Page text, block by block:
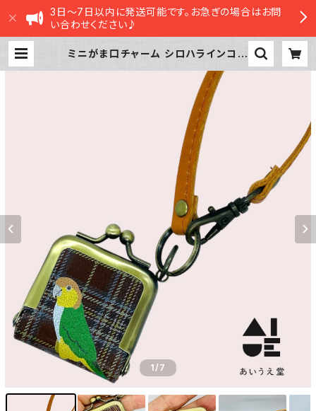
3日～7日以内に発送可能です。お急ぎの場合はお問
い合わせください♪
ミニがま口チャーム シロハラインコ
ザー | sasatte STORE|ささってス
1/7